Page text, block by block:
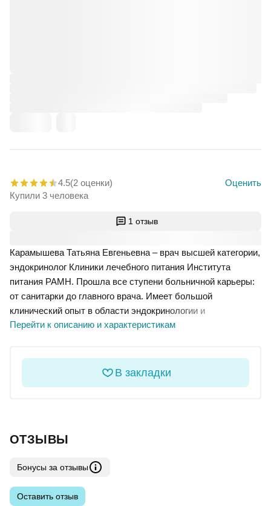
1 отзыв
Карамышева Татьяна Евгеньевна – врач высшей категории,
эндокринолог Клиники лечебного питания Института
питания РАМН. Прошла все ступени больничной карьеры:
от санитарки до главного врача. Имеет большой
клинический опыт в области эндокринологии и
педиатрии.Неправильное питание, инфекционные
что уровень сахара в крови начинает скакать.
Перейти к описанию и характеристикам
4.5(2 оценки)
Оценить
Купили 3 человека
В закладки
ОТЗЫВЫ
Бонусы за отзывы
Оставить отзыв